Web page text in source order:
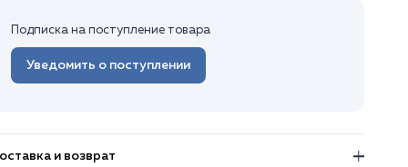
Подписка на поступление товара
Уведомить о поступлении
и возврат